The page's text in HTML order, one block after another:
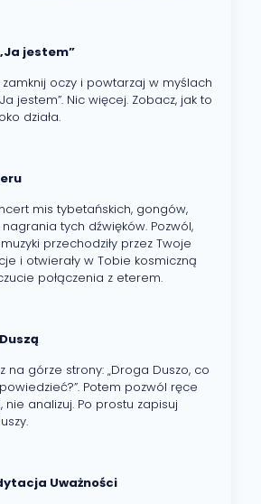
jestem”
oczy i powtarzaj w myślach
jestem”. Nic więcej. Zobacz, jak to
działa.
mis tybetańskich, gongów,
tych dźwięków. Pozwól,
przechodziły przez Twoje
i otwierały w Tobie kosmiczną
połączenia z eterem.
na górze strony: „Droga Duszo, co
Potem pozwól ręce
nie analizuj. Po prostu zapisuj
Uważności